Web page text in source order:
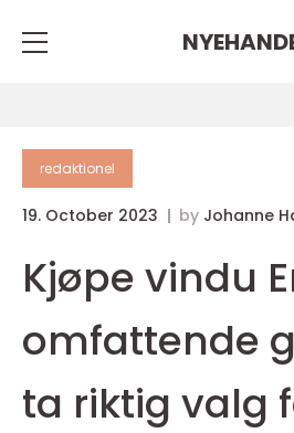
redaktionel
19. October 2023 by Johanne
Kjøpe vindu
omfattende
ta riktig valg